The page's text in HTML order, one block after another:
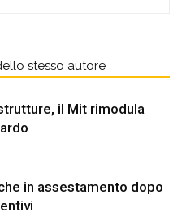
stesso autore
il Mit rimodula
in assestamento dopo